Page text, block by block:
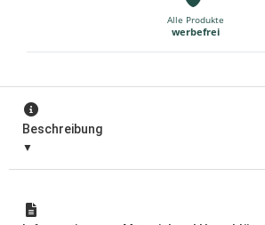
Alle Produkte
werbefrei
Beschreibung